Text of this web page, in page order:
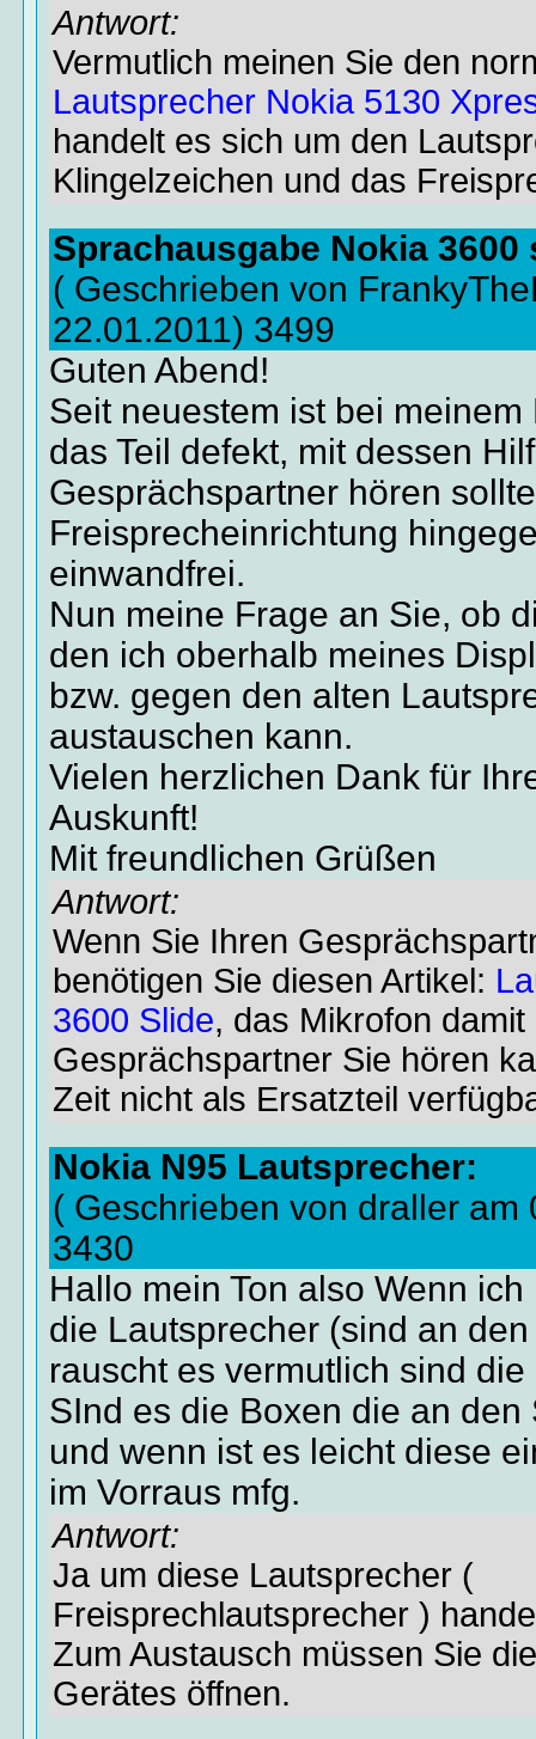
Antwort:
Vermutlich meinen Sie den
Lautsprecher Nokia 5130
handelt es sich um den
Klingelzeichen und das
Sprachausgabe Nokia 3600
( Geschrieben von
22.01.2011) 3499
Guten Abend!
Seit neuestem ist bei
das Teil defekt, mit dessen
Gesprächspartner hören
Freisprecheinrichtung
einwandfrei.
Nun meine Frage an Sie, ob
den ich oberhalb meines
bzw. gegen den alten
austauschen kann.
Vielen herzlichen Dank für
Auskunft!
Mit freundlichen Grüßen
Antwort:
Wenn Sie Ihren
benötigen Sie diesen Artikel:
3600 Slide, das Mikrofon damit
Gesprächspartner Sie hören
Zeit nicht als Ersatzteil
Nokia N95 Lautsprecher:
( Geschrieben von draller am
3430
Hallo mein Ton also Wenn
die Lautsprecher (sind an
rauscht es vermutlich sind die
SInd es die Boxen die an den
und wenn ist es leicht diese
im Vorraus mfg.
Antwort:
Ja um diese Lautsprecher (
Freisprechlautsprecher )
Zum Austausch müssen Sie
Gerätes öffnen.